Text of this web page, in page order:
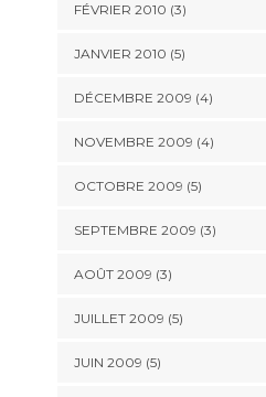
FÉVRIER 2010 (3)
JANVIER 2010 (5)
DÉCEMBRE 2009 (4)
NOVEMBRE 2009 (4)
OCTOBRE 2009 (5)
SEPTEMBRE 2009 (3)
AOÛT 2009 (3)
JUILLET 2009 (5)
JUIN 2009 (5)